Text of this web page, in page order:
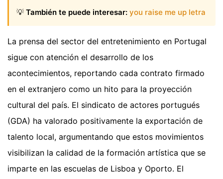
💡 También te puede interesar: you raise me up letra
La prensa del sector del entretenimiento en Portugal
sigue con atención el desarrollo de los
acontecimientos, reportando cada contrato firmado
en el extranjero como un hito para la proyección
cultural del país. El sindicato de actores portugués
(GDA) ha valorado positivamente la exportación de
talento local, argumentando que estos movimientos
visibilizan la calidad de la formación artística que se
imparte en las escuelas de Lisboa y Oporto. El